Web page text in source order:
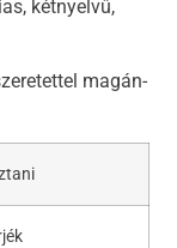
kétnyelvű,
magán-